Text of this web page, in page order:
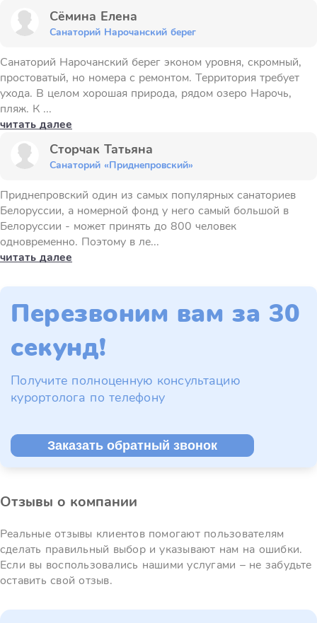
Сёмина Елена
Санаторий Нарочанский берег
Санаторий Нарочанский берег эконом уровня, скромный,
простоватый, но номера с ремонтом. Территория требует
ухода. В целом хорошая природа, рядом озеро Нарочь,
пляж. К ...
читать далее
Сторчак Татьяна
Санаторий «Приднепровский»
Приднепровский один из самых популярных санаториев
Белоруссии, а номерной фонд у него самый большой в
Белоруссии - может принять до 800 человек
одновременно. Поэтому в ле...
читать далее
Перезвоним вам за 30
секунд!
Получите полноценную консультацию
курортолога по телефону
Заказать обратный звонок
Отзывы о компании
Реальные отзывы клиентов помогают пользователям
сделать правильный выбор и указывают нам на ошибки.
Если вы воспользовались нашими услугами – не забудьте
оставить свой отзыв.